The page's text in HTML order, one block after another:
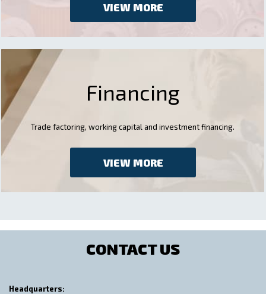
VIEW MORE
Financing
Trade factoring, working capital and investment financing.
VIEW MORE
CONTACT US
Headquarters: